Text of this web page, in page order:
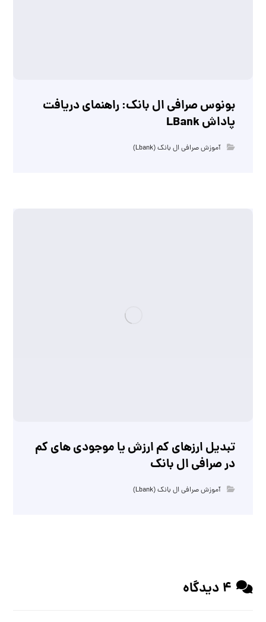
بونوس صرافی ال بانک: راهنمای دریافت
پاداش LBank
آموزش صرافی ال بانک (Lbank)
تبدیل ارزهای کم ارزش یا موجودی های کم
در صرافی ال بانک
آموزش صرافی ال بانک (Lbank)
4 دیدگاه